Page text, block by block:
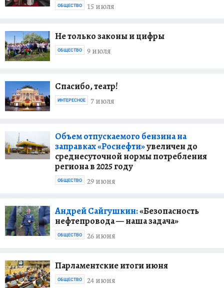
15 июля
ОБЩЕСТВО
Не только законы и цифры
9 июля
ОБЩЕСТВО
Спасибо, театр!
7 июля
ИНТЕРЕСНОЕ
Объем отпускаемого бензина на
заправках «Роснефти»увеличен до
среднесуточной нормы потребления
региона в 2025 году
29 июня
ОБЩЕСТВО
Андрей Сайгушкин:«Безопасность
нефтепровода — наша задача»
26 июня
ОБЩЕСТВО
Парламентские итоги июня
24 июня
ОБЩЕСТВО